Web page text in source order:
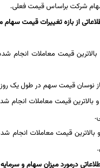
شرکت براساس قیمت فعلی.
از بازه تغییرات قیمت سهام
بالاترین قیمت معاملات انجام
نوسان قیمت سهم در طول یک روز
و بالاترین قیمت معاملات انجام
بالاترین قیمت معاملات انجام
درمورد میزان سهام و